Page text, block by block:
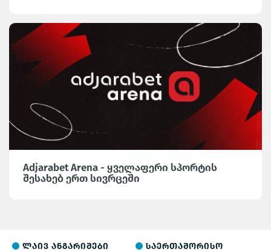
Adjarabet Arena - ყველაფერი სპორტის
შესახებ ერთ სივრცეში
ლაივ ანგარიშები საერთაშორისო